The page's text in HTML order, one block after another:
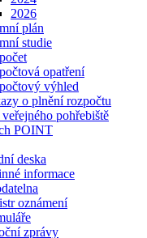
2026
plán
studie
opatření
výhled
o plnění rozpočtu
pohřebiště
POINT
deska
informace
oznámení
zprávy